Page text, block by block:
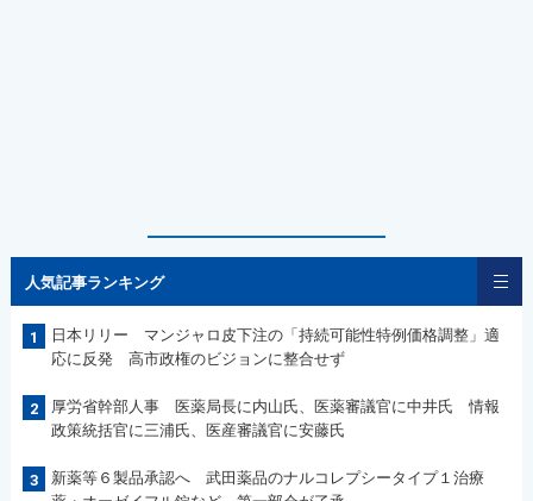
人気記事ランキング
1
日本リリー マンジャロ皮下注の「持続可能性特例価格調整」適
応に反発 高市政権のビジョンに整合せず
2
厚労省幹部人事 医薬局長に内山氏、医薬審議官に中井氏 情報
政策統括官に三浦氏、医産審議官に安藤氏
3
新薬等６製品承認へ 武田薬品のナルコレプシータイプ１治療